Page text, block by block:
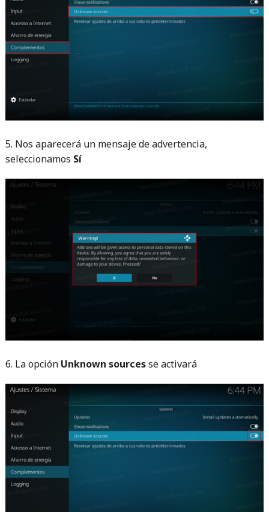
5. Nos aparecerá un mensaje de advertencia,
seleccionamos Sí
6. La opción Unknown sourcesse activará